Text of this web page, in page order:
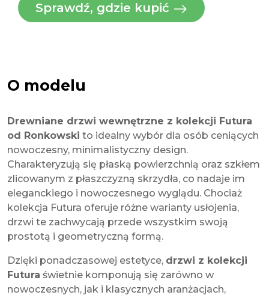
Sprawdź, gdzie kupić
O modelu
Drewniane drzwi wewnętrzne z kolekcji Futura
od Ronkowski to idealny wybór dla osób ceniących
nowoczesny, minimalistyczny design.
Charakteryzują się płaską powierzchnią oraz szkłem
zlicowanym z płaszczyzną skrzydła, co nadaje im
eleganckiego i nowoczesnego wyglądu. Chociaż
kolekcja Futura oferuje różne warianty usłojenia,
drzwi te zachwycają przede wszystkim swoją
prostotą i geometryczną formą.
Dzięki ponadczasowej estetyce, drzwi z kolekcji
Futura świetnie komponują się zarówno w
nowoczesnych, jak i klasycznych aranżacjach,